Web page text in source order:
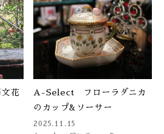
花
A-Select フローラダニカ
のカップ&ソーサー
2025.11.15